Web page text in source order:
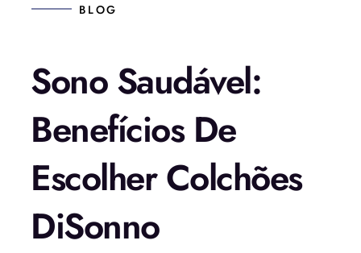
BLOG
Sono Saudável:
Benefícios De
Escolher Colchões
DiSonno